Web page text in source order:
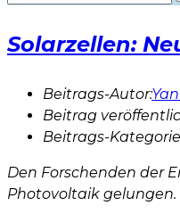
Solarzellen:
Beitrags-Autor:
Beitrag
Beitrags-
Den Forschenden der
Photovoltaik